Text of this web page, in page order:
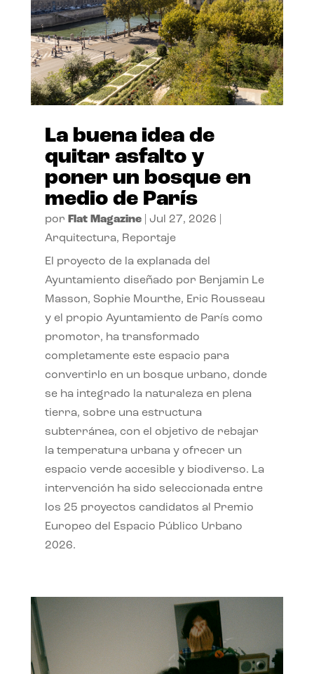
La buena idea de
quitar asfalto y
poner un bosque en
medio de París
por Flat Magazine| Jul 27, 2026
Arquitectura, Reportaje
El proyecto de la explanada del
Ayuntamiento diseñado por Benjamin Le
Masson, Sophie Mourthe, Eric Rousseau
y el propio Ayuntamiento de París como
promotor, ha transformado
completamente este espacio para
convertirlo en un bosque urbano, donde
se ha integrado la naturaleza en plena
tierra, sobre una estructura
subterránea, con el objetivo de rebajar
la temperatura urbana y ofrecer un
espacio verde accesible y biodiverso. La
intervención ha sido seleccionada entre
los 25 proyectos candidatos al Premio
Europeo del Espacio Público Urbano
2026.